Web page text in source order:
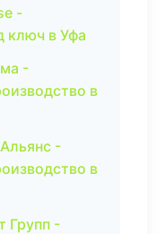
-
ключ в Уфа
-
в
-
в
Групп -